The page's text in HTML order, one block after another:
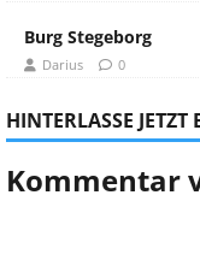
Burg Stegeborg
Darius 0
HINTERLASSE
Kommentar